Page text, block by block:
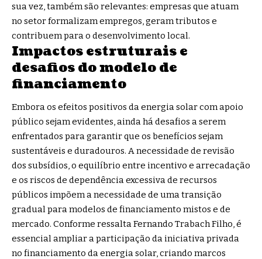
sua vez, também são relevantes: empresas que atuam
no setor formalizam empregos, geram tributos e
contribuem para o desenvolvimento local.
Impactos estruturais e
desafios do modelo de
financiamento
Embora os efeitos positivos da energia solar com apoio
público sejam evidentes, ainda há desafios a serem
enfrentados para garantir que os benefícios sejam
sustentáveis e duradouros. A necessidade de revisão
dos subsídios, o equilíbrio entre incentivo e arrecadação
e os riscos de dependência excessiva de recursos
públicos impõem a necessidade de uma transição
gradual para modelos de financiamento mistos e de
mercado. Conforme ressalta Fernando Trabach Filho, é
essencial ampliar a participação da iniciativa privada
no financiamento da energia solar, criando marcos